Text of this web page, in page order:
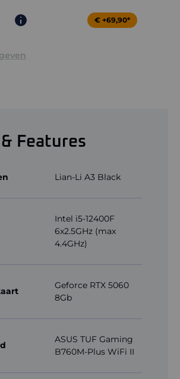
€ +69,90*
Features
Lian-Li A3 Black
Intel i5-12400F
6x2.5GHz (max
4.4GHz)
Geforce RTX 5060
8Gb
ASUS TUF Gaming
B760M-Plus WiFi II